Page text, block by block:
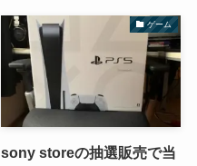
ゲーム
sony storeの抽選販売で当